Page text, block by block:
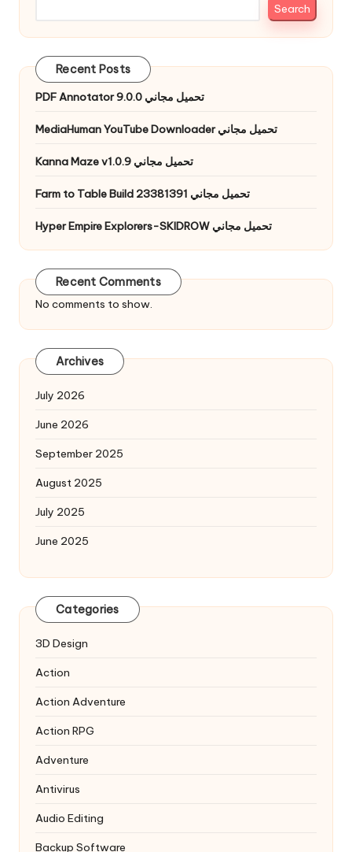
Search
Recent Posts
PDF Annotator 9.0.0 تحميل مجاني
MediaHuman YouTube Downloader تحميل مجاني
Kanna Maze v1.0.9 تحميل مجاني
Farm to Table Build 23381391 تحميل مجاني
Hyper Empire Explorers-SKIDROW تحميل مجاني
Recent Comments
No comments to show.
Archives
July 2026
June 2026
September 2025
August 2025
July 2025
June 2025
Categories
3D Design
Action
Action Adventure
Action RPG
Adventure
Antivirus
Audio Editing
Backup Software